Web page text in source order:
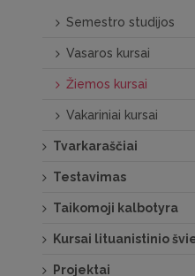
Semestro studijos
Vasaros kursai
Žiemos kursai
Vakariniai kursai
Tvarkaraščiai
Testavimas
Taikomoji kalbotyra
Kursai lituanistinio
Projektai